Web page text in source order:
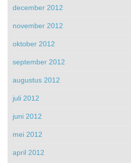
december 2012
november 2012
oktober 2012
september 2012
augustus 2012
juli 2012
juni 2012
mei 2012
april 2012